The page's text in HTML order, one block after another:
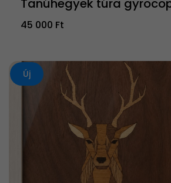
Tanúhegyek túra
45 000 Ft
Új